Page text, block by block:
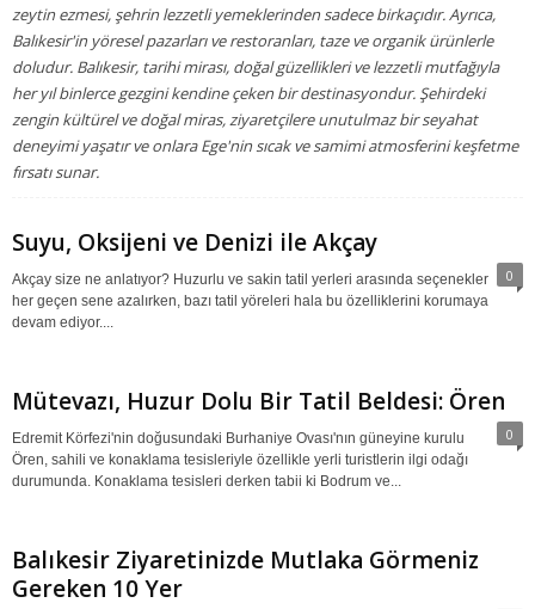
zeytin ezmesi, şehrin lezzetli yemeklerinden sadece birkaçıdır. Ayrıca,
Balıkesir'in yöresel pazarları ve restoranları, taze ve organik ürünlerle
doludur. Balıkesir, tarihi mirası, doğal güzellikleri ve lezzetli mutfağıyla
her yıl binlerce gezgini kendine çeken bir destinasyondur. Şehirdeki
zengin kültürel ve doğal miras, ziyaretçilere unutulmaz bir seyahat
deneyimi yaşatır ve onlara Ege'nin sıcak ve samimi atmosferini keşfetme
fırsatı sunar.
Suyu, Oksijeni ve Denizi ile Akçay
0
Akçay size ne anlatıyor? Huzurlu ve sakin tatil yerleri arasında seçenekler
her geçen sene azalırken, bazı tatil yöreleri hala bu özelliklerini korumaya
devam ediyor....
Mütevazı, Huzur Dolu Bir Tatil Beldesi: Ören
0
Edremit Körfezi'nin doğusundaki Burhaniye Ovası'nın güneyine kurulu
Ören, sahili ve konaklama tesisleriyle özellikle yerli turistlerin ilgi odağı
durumunda. Konaklama tesisleri derken tabii ki Bodrum ve...
Balıkesir Ziyaretinizde Mutlaka Görmeniz
Gereken 10 Yer